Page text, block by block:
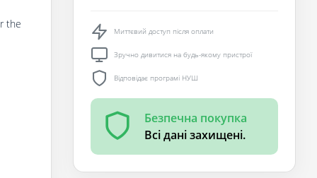
the
Миттєвий доступ після оплати
Зручно дивитися на будь-якому пристрої
Відповідає програмі НУШ
Безпечна покупка
Всі дані захищені.